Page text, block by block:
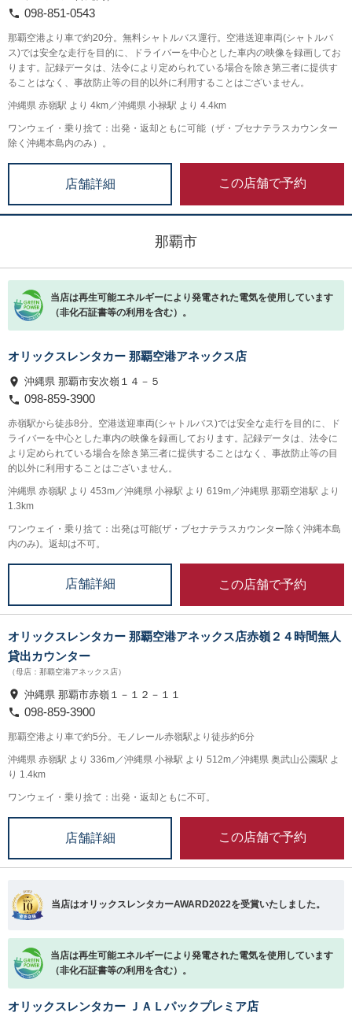
098-851-0543
那覇空港より車で約20分。無料シャトルバス運行。空港送迎車両(シャトルバ
ス)では安全な走行を目的に、ドライバーを中心とした車内の映像を録画してお
ります。記録データは、法令により定められている場合を除き第三者に提供す
ることはなく、事故防止等の目的以外に利用することはございません。
沖縄県 赤嶺駅 より 4km／沖縄県 小禄駅 より 4.4km
ワンウェイ・乗り捨て：出発・返却ともに可能（ザ・ブセナテラスカウンター
除く沖縄本島内のみ）。
店舗詳細 この店舗で予約
那覇市
当店は再生可能エネルギーにより発電された電気を使用しています
（非化石証書等の利用を含む）。
オリックスレンタカー 那覇空港アネックス店
沖縄県 那覇市安次嶺１４－５
098-859-3900
赤嶺駅から徒歩8分。空港送迎車両(シャトルバス)では安全な走行を目的に、ド
ライバーを中心とした車内の映像を録画しております。記録データは、法令に
より定められている場合を除き第三者に提供することはなく、事故防止等の目
的以外に利用することはございません。
沖縄県 赤嶺駅 より 453m／沖縄県 小禄駅 より 619m／沖縄県 那覇空港駅 より
1.3km
ワンウェイ・乗り捨て：出発は可能(ザ・ブセナテラスカウンター除く沖縄本島
内のみ)。返却は不可。
店舗詳細 この店舗で予約
オリックスレンタカー 那覇空港アネックス店赤嶺２４時間無人
貸出カウンター
（母店：那覇空港アネックス店）
沖縄県 那覇市赤嶺１－１２－１１
098-859-3900
那覇空港より車で約5分。モノレール赤嶺駅より徒歩約6分
沖縄県 赤嶺駅 より 336m／沖縄県 小禄駅 より 512m／沖縄県 奥武山公園駅 よ
り 1.4km
ワンウェイ・乗り捨て：出発・返却ともに不可。
店舗詳細 この店舗で予約
当店はオリックスレンタカーAWARD2022を受賞いたしました。
当店は再生可能エネルギーにより発電された電気を使用しています
（非化石証書等の利用を含む）。
オリックスレンタカー ＪＡＬパックプレミア店